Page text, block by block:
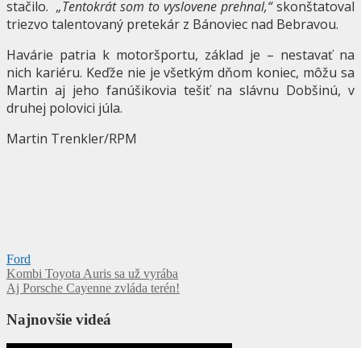
stačilo. „Tentokrát som to vyslovene prehnal,“skonštatoval
triezvo talentovaný pretekár z Bánoviec nad Bebravou.
Havárie patria k motoršportu, základ je – nestavať na
nich kariéru. Keďže nie je všetkým dňom koniec, môžu sa
Martin aj jeho fanúšikovia tešiť na slávnu Dobšinú, v
druhej polovici júla.
Martin Trenkler/RPM
Ford
Navigácia
v
článku
Kombi Toyota Auris sa už vyrába
Aj Porsche Cayenne zvláda terén!
Najnovšie videá